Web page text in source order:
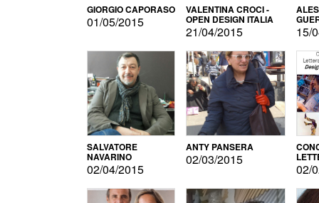
GIORGIO CAPORASO
01/05/2015
VALENTINA CROCI -
OPEN DESIGN ITALIA
21/04/2015 15/
SALVATORE
NAVARINO
02/04/2015
ANTY PANSERA
02/03/2015
02/